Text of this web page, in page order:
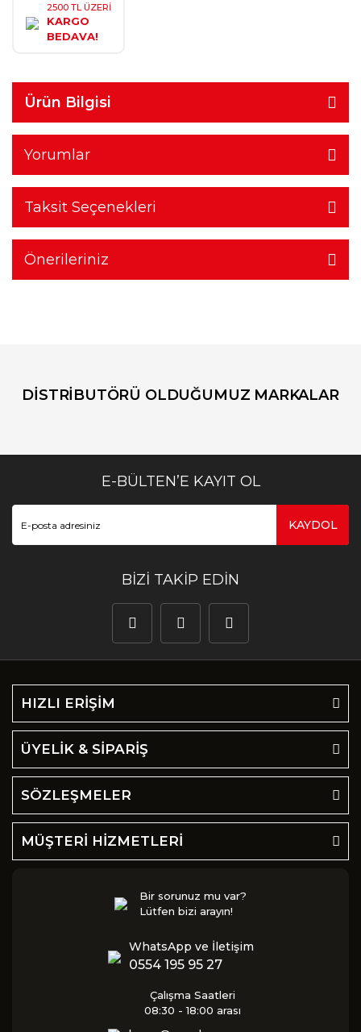
2500 TL ÜZERİ
KARGO
BEDAVA!
Ürün Bilgisi
Yorumlar
Taksit Seçenekleri
Önerileriniz
DİSTRİBUTÖRÜ OLDUĞUMUZ MARKALAR
E-BÜLTEN’E KAYIT OL
KAYDOL
BİZİ TAKİP EDİN
HIZLI ERİŞİM
ÜYELİK & SİPARİŞ
SÖZLEŞMELER
MÜŞTERİ HİZMETLERİ
Bir sorunuz mu var?
Lütfen bizi arayın!
WhatsApp ve İletişim
0554 195 95 27
Çalışma Saatleri
08:30 - 18:00 arası